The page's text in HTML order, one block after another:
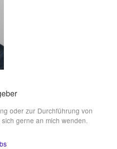
oder zur Durchführung von
gerne an mich wenden.